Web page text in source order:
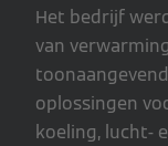
Het bedrijf
van
oplossingen
koeling, lucht-